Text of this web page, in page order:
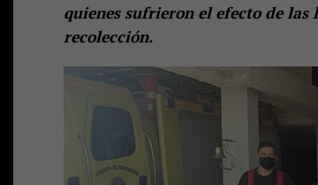
quienes sufrieron el efecto de las
recolección.